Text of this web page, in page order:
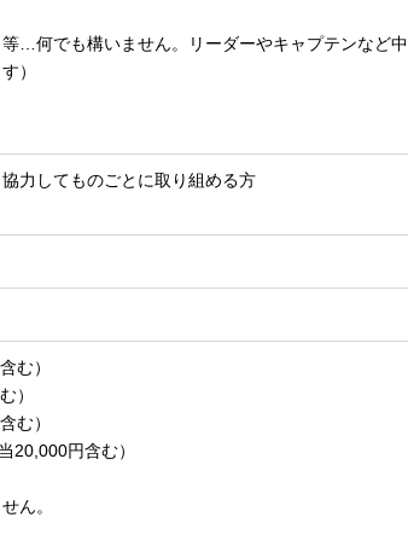
…何でも構いません。リーダーやキャプテンなど中
）
力してものごとに取り組める方
む）
）
む）
20,000円含む）
ん。